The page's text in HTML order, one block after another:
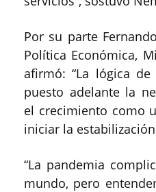
Por su parte
Política Económica,
afirmó: “La lógica
puesto adelante la
el crecimiento como
iniciar la
“La pandemia
mundo, pero